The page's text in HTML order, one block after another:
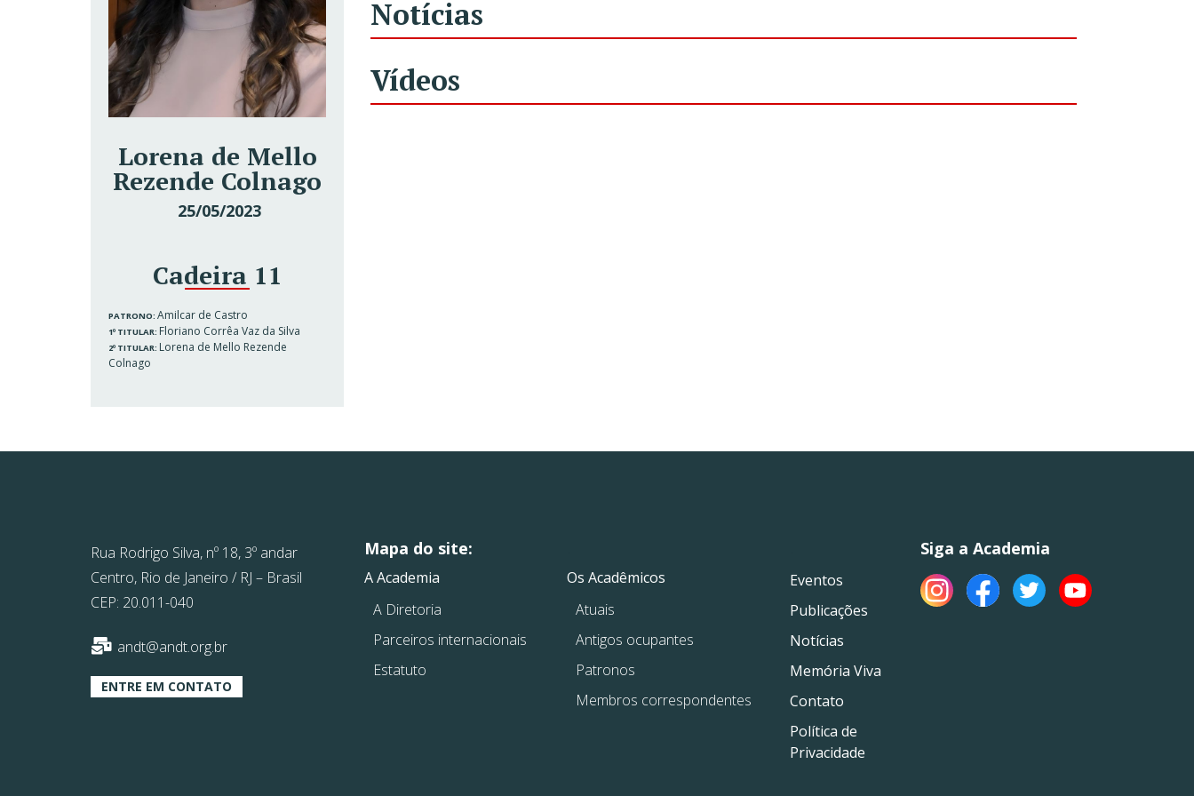
Lorena de Mello
Rezende Colnago
25/05/2023
Cadeira 11
PATRONO: Amilcar de Castro
1º TITULAR: Floriano Corrêa Vaz da Silva
2º TITULAR: Lorena de Mello Rezende
Colnago
Notícias
Vídeos
Rua Rodrigo Silva, nº 18, 3º andar
Centro, Rio de Janeiro / RJ – Brasil
CEP: 20.011-040
andt@andt.org.br
ENTRE EM CONTATO
Mapa do site:
A Academia
A Diretoria
Parceiros internacionais
Estatuto
Os Acadêmicos
Atuais
Antigos ocupantes
Patronos
Membros correspondentes
Eventos
Publicações
Notícias
Memória Viva
Contato
Política de
Privacidade
Siga a Academia